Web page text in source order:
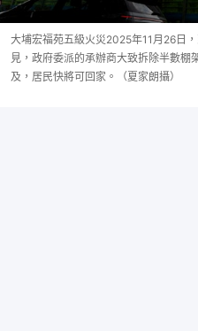
大埔宏福苑五級火災2025年11月26日
見，政府委派的承辦商大致拆除半數棚
及，居民快將可回家。（夏家朗攝）